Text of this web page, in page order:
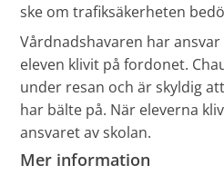
ske om trafiksäkerheten
Vårdnadshavaren har
eleven klivit på fordonet.
under resan och är skyldig
har bälte på. När eleverna
ansvaret av skolan.
Mer information